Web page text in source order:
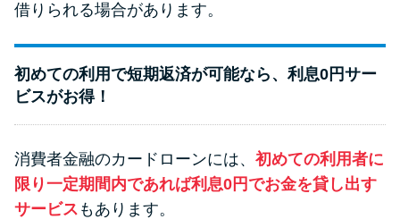
借りられる場合があります。
初めての利用で短期返済が可能なら、利息0円サー
ビスがお得！
消費者金融のカードローンには、 初めての利用者に
限り一定期間内であれば利息0円でお金を貸し出す
サービス もあります。